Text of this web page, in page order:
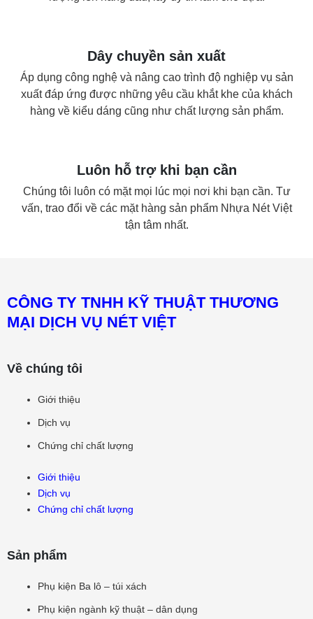
Dây chuyền sản xuất
Áp dụng công nghệ và nâng cao trình độ nghiệp vụ sản
xuất đáp ứng được những yêu cầu khắt khe của khách
hàng về kiểu dáng cũng như chất lượng sản phẩm.
Luôn hỗ trợ khi bạn cần
Chúng tôi luôn có mặt mọi lúc mọi nơi khi bạn cần. Tư
vấn, trao đổi về các mặt hàng sản phẩm Nhựa Nét Việt
tận tâm nhất.
CÔNG TY TNHH KỸ THUẬT THƯƠNG
MẠI DỊCH VỤ NÉT VIỆT
Về chúng tôi
Giới thiệu
Dịch vụ
Chứng chỉ chất lượng
Giới thiệu
Dịch vụ
Chứng chỉ chất lượng
Sản phẩm
Phụ kiện Ba lô – túi xách
Phụ kiện ngành kỹ thuật – dân dụng